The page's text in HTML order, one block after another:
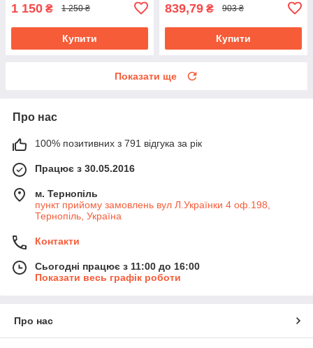
1 150 ₴ 1 250 ₴
Купити
839,79 ₴ 903 ₴
Купити
Показати ще
Про нас
100% позитивних з 791 відгука за рік
Працює з 30.05.2016
м. Тернопіль
пункт прийому замовлень вул Л.Українки 4 оф.198,
Тернопіль, Україна
Контакти
Сьогодні працює з 11:00 до 16:00
Показати весь графік роботи
Про нас